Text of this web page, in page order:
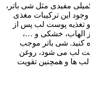
مفیدی مثل شی باتر،
این ترکیبات مغذی
تغذیه پوست لب پس از
الهاب، خشکی و …،
کنید. شی باتر موجب
لب می شود، روغن
ها و همچنین تقویت